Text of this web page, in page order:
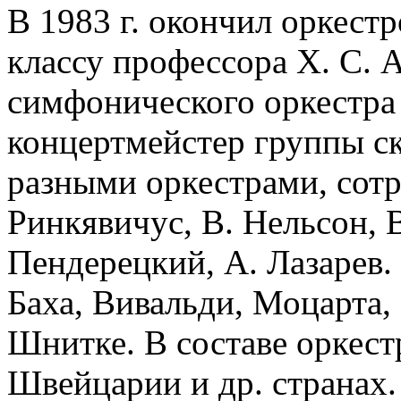
В 1983 г. окончил
классу профессора Х. С.
симфонического
концертмейстер группы
разными оркестрами,
Ринкявичус, В. Нельсон,
Пендерецкий, А.
Баха, Вивальди,
Шнитке. В составе
Швейцарии и др. странах.